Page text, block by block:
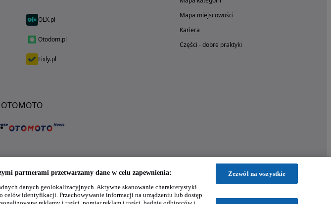
OLX.pl
Otodom.pl
Fixly.pl
Mapa miejscowości
Kariera
Części - dobre praktyki
twoim telefonie
partnerami przetwarzamy dane w celu zapewnienia:
danych geolokalizacyjnych. Aktywne skanowanie charakterystyki
celów identyfikacji. Przechowywanie informacji na urządzeniu lub dostęp
Zezwól na wszystkie